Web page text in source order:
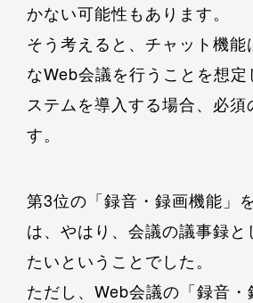
かない可能性もあります。
そう考えると、チャット機能
なWeb会議を行うことを想
ステムを導入する場合、必須
す。
第3位の「録音・録画機能」
は、やはり、会議の議事録と
たいということでした。
ただし、Web会議の「録音・